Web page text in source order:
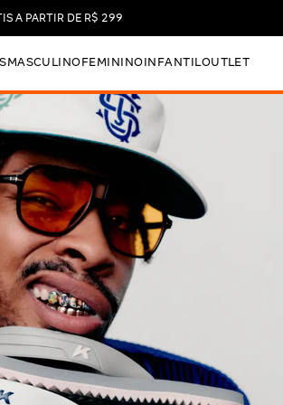
A PARTIR DE R$ 299
MASCULINOFEMININOINFANTILOUTLET